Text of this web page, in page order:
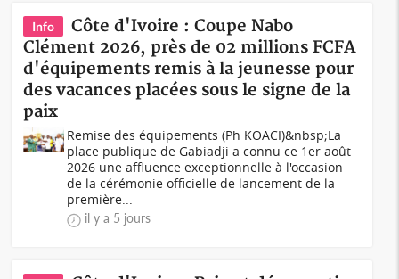
Info
Côte d'Ivoire : Coupe Nabo
Clément 2026, près de 02 millions FCFA
d'équipements remis à la jeunesse pour
des vacances placées sous le signe de la
paix
Remise des équipements (Ph KOACI)&nbsp;La
place publique de Gabiadji a connu ce 1er août
2026 une affluence exceptionnelle à l'occasion
de la cérémonie officielle de lancement de la
première...
il y a 5 jours